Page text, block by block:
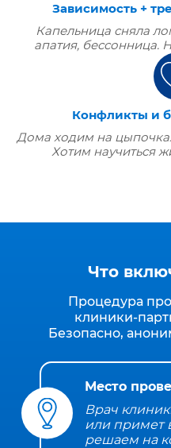
Зависимость +
Капельница сняла
апатия, бессонница.
Конфликты и
Дома ходим на
Хотим научиться
Что
Процедура
Безопасно,
Место
Врач
или примет
решаем на